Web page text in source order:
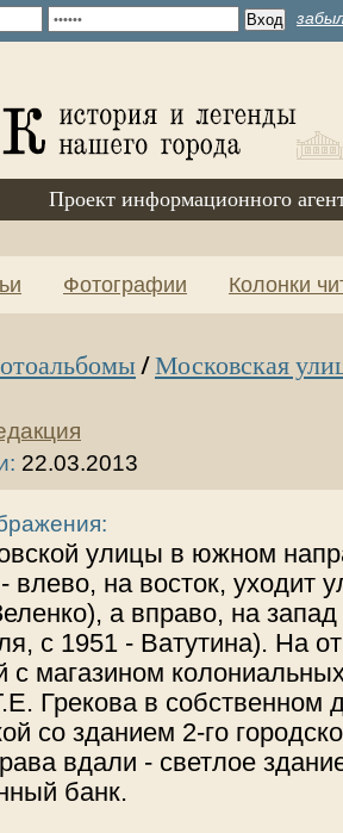
Проект информационного
Фотографии Колонки
/Московская
22.03.2013
улицы в южном
влево, на восток, уходит
а вправо, на
с 1951 - Ватутина). На
с магазином
Грекова в собственном
со зданием 2-го
вдали - светлое
банк.